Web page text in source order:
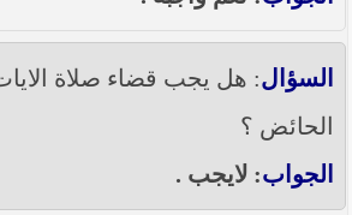
السؤال: هل يجب قضاء صلاة
الحائض ؟
الجواب: لايجب .